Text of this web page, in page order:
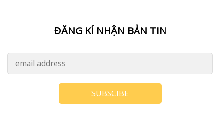
ĐĂNG KÍ NHẬN BẢN TIN
SUBSCIBE